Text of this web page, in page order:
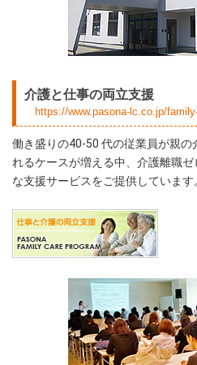
介護と仕事の両立支援
https://www.pasona-lc.co.jp/
働き盛りの40-50 代の従業員が親の
れるケースが増える中、介護離職
な支援サービスをご提供しています